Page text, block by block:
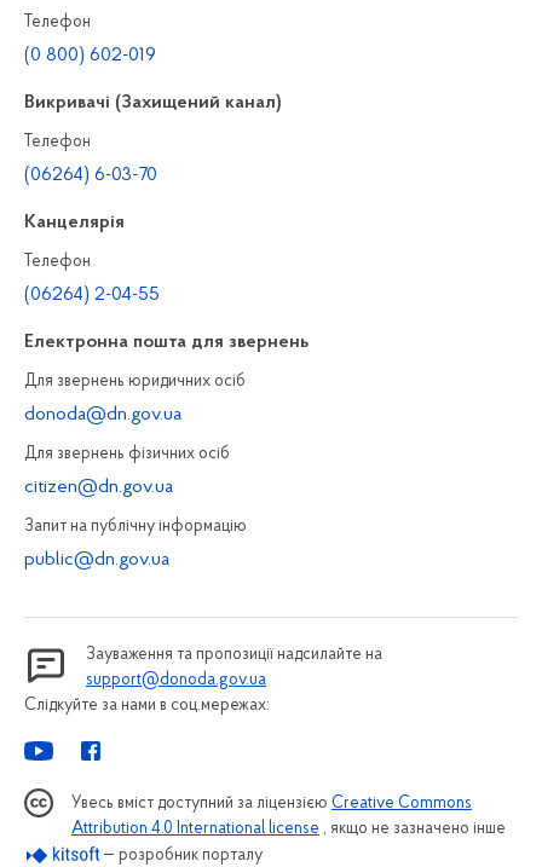
Телефон
(0 800) 602-019
Викривачі (Захищений канал)
Телефон
(06264) 6-03-70
Канцелярiя
Телефон
(06264) 2-04-55
Електронна пошта для звернень
Для звернень юридичних осiб
donoda@dn.gov.ua
Для звернень фізичних осiб
citizen@dn.gov.ua
Запит на публiчну інформацiю
public@dn.gov.ua
Зауваження та пропозиції надсилайте на
support@donoda.gov.ua
Слідкуйте за нами в соц.мережах:
Увесь вміст доступний за ліцензією Creative Commons
Attribution 4.0 International license , якщо не зазначено інше
— розробник порталу